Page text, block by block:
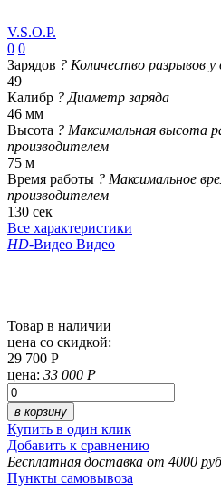
V.S.O.P.
0 0
Зарядов ? Количество разрывов у
49
Калибр ? Диаметр заряда
46 мм
Высота ? Максимальная высота
производителем
75 м
Время работы ? Максимальное
производителем
130 сек
Все характеристики
HD-Видео Видео
Товар в наличии
цена со скидкой:
29 700 Р
цена: 33 000 Р
в корзину
Купить в один клик
Добавить к сравнению
Бесплатная доставка от 4000
Пункты самовывоза